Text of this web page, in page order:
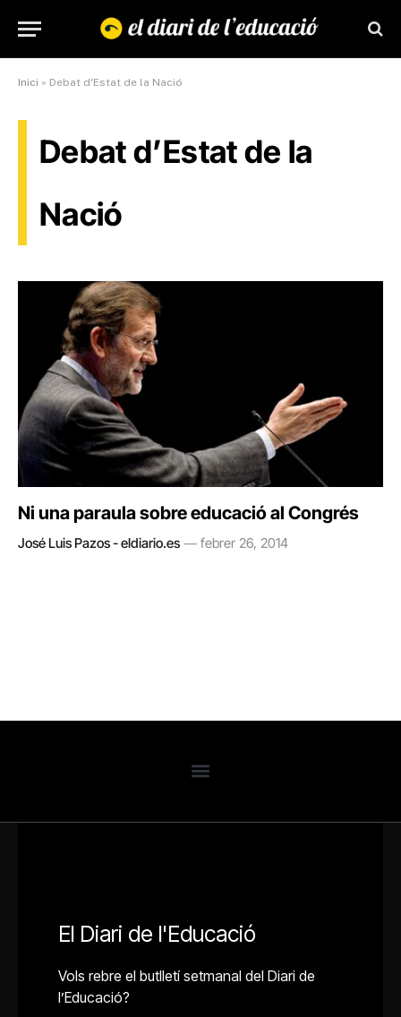
Inici » Debat d'Estat de la Nació
Debat d’Estat de la
Nació
Ni una paraula sobre educació al Congrés
José Luis Pazos - eldiario.es febrer 26, 2014